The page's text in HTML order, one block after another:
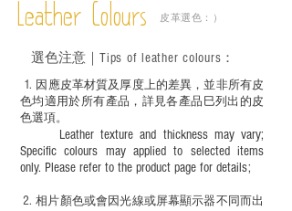
必須由成年人陪同下使用並應小心處理。
Leather Colours 皮革選色：）
1. ​ 因應皮革材質及厚度上的差異，並非所有皮
色均適用於所有產品，詳見各產品巳列出的皮
色選項。
Leather texture and thickness may vary;
Specific colours may applied to selected items
only. Please refer to the product page for details;
​2.相片顏色或會因光線或屏幕顯示器不同而出
選色注意｜ Tips of leather colours ：